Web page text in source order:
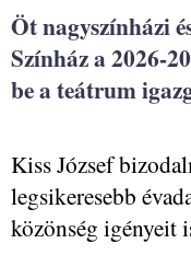
Öt nagyszínházi
Színház a 2026-
be a teátrum
Kiss József
legsikeresebb
közönség igényeit